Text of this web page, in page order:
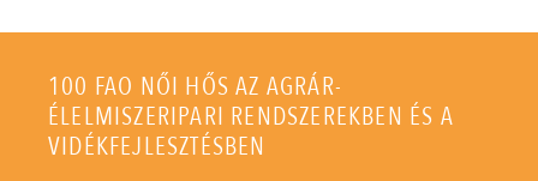
100 FAO NŐI HŐS AZ AGRÁR-
ÉLELMISZERIPARI RENDSZEREKBEN ÉS A
VIDÉKFEJLESZTÉSBEN